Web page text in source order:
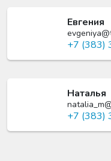
Евгения
+7 (383)
Наталья
+7 (383)